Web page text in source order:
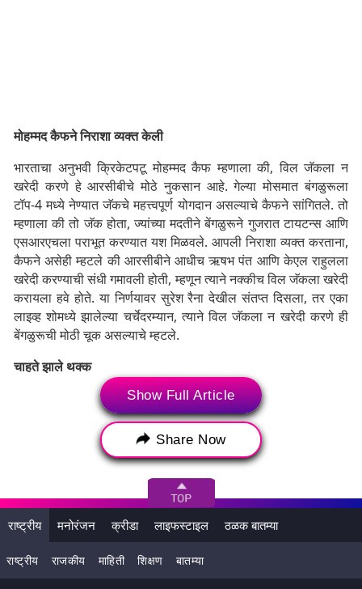
मोहम्मद कैफने निराशा व्यक्त केली
भारताचा अनुभवी क्रिकेटपटू मोहम्मद कैफ म्हणाला की, विल जॅकला न
खरेदी करणे हे आरसीबीचे मोठे नुकसान आहे. गेल्या मोसमात बंगळुरूला
टॉप-4 मध्ये नेण्यात जॅकचे महत्त्वपूर्ण योगदान असल्याचे कैफने सांगितले. तो
म्हणाला की तो जॅक होता, ज्यांच्या मदतीने बेंगळुरूने गुजरात टायटन्स आणि
एसआरएचला पराभूत करण्यात यश मिळवले. आपली निराशा व्यक्त करताना,
कैफने असेही म्हटले की आरसीबीने आधीच ऋषभ पंत आणि केएल राहुलला
खरेदी करण्याची संधी गमावली होती, म्हणून त्याने नक्कीच विल जॅकला खरेदी
करायला हवे होते. या निर्णयावर सुरेश रैना देखील संतप्त दिसला, तर एका
लाइव्ह शोमध्ये झालेल्या चर्चेदरम्यान, त्याने विल जॅकला न खरेदी करणे ही
बेंगळुरूची मोठी चूक असल्याचे म्हटले.
चाहते झाले थक्क
सोशल मीडियावर चाहते आरसीबीने लिलावात घेतलेल्या निर्णयांवर जोरदार
टीका करत आहेत. एका चाहत्याने सोशल मीडियावर लिहिले की आरसीबीने
विल जॅकचा विश्वासघात केला आहे. दरम्यान, बहुतेक लोकांचा असा विश्वास
आहे की ट्रोल होऊनही, बेंगळुरूने एक मजबूत संघ तयार केला आहे, परंतु
म्हटले की, चाहते आरसीबीशी एकनिष्ठ आहेत, पण आरसीबीच्या मालकांना
त्यांच्या चाहत्यांची अजिबात काळजी नाही.
Show Full Article
Share Now
राष्ट्रीय मनोरंजन क्रीडा लाइफस्टाइल ठळक बातम्या
राष्ट्रीय राजकीय माहिती शिक्षण बातम्या